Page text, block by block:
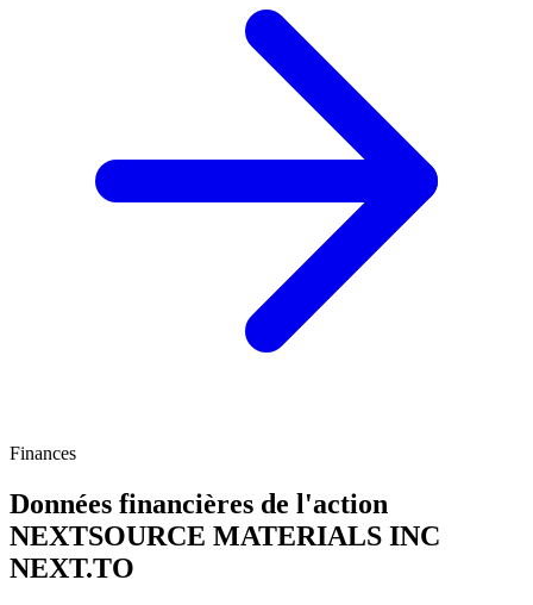
Finances
Données financières de l'action
NEXTSOURCE MATERIALS INC
NEXT.TO